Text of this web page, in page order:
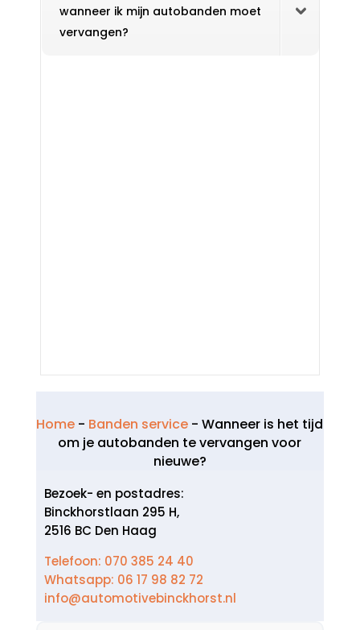
wanneer ik mijn autobanden moet
vervangen?
Home - Banden service -Wanneer is het tijd
om je autobanden te vervangen voor
nieuwe?
Bezoek- en postadres:
Binckhorstlaan 295 H,
2516 BC Den Haag
Telefoon: 070 385 24 40
Whatsapp: 06 17 98 82 72
info@automotivebinckhorst.nl